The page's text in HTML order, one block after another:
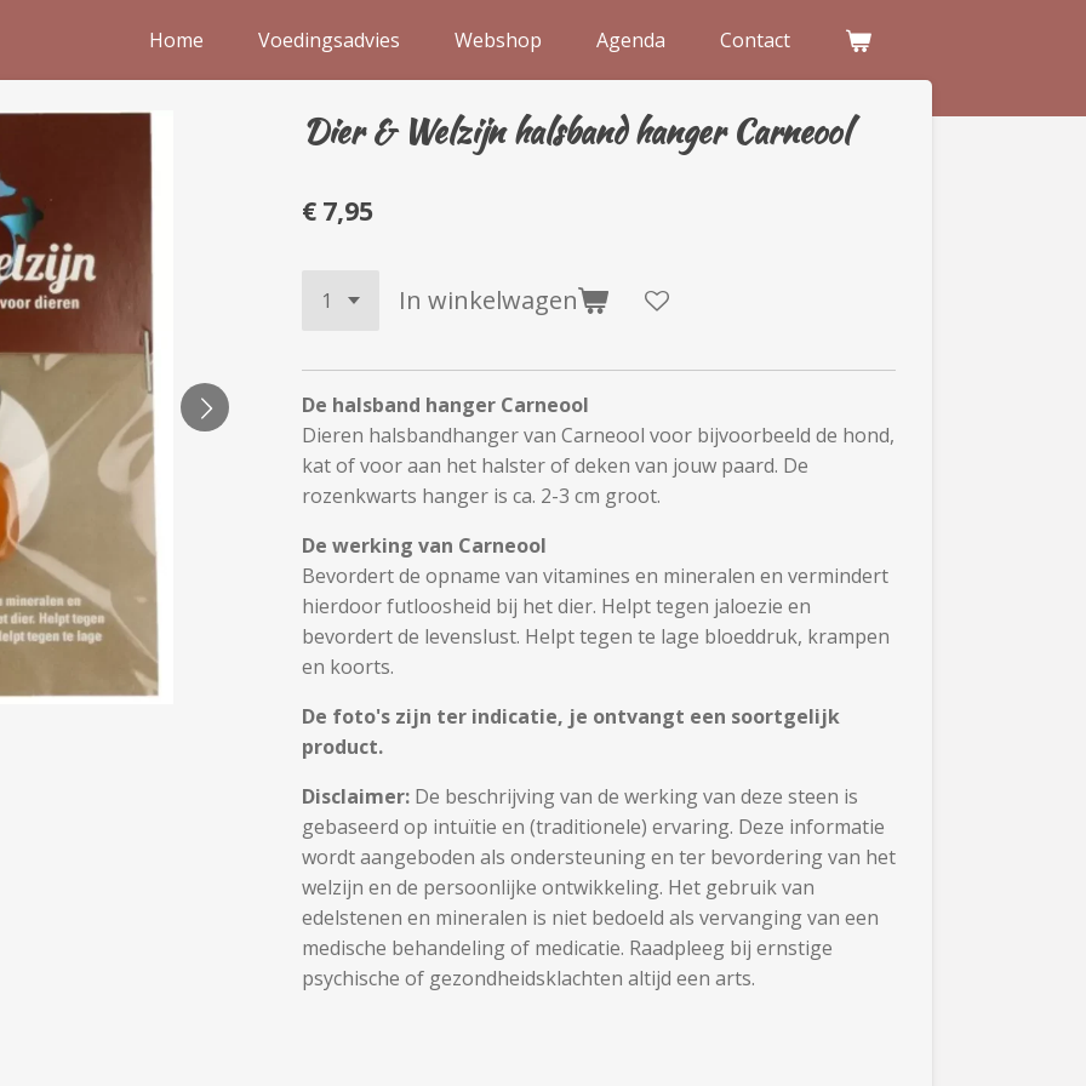
Home Voedingsadvies Webshop Agenda Contact
Dier & Welzijn halsband hanger Carneool
€ 7,95
In winkelwagen
De halsband hanger Carneool
Dieren halsbandhanger van Carneool voor bijvoorbeeld de hond,
kat of voor aan het halster of deken van jouw paard. De
rozenkwarts hanger is ca. 2-3 cm groot.
De werking van Carneool
Bevordert de opname van vitamines en mineralen en vermindert
hierdoor futloosheid bij het dier. Helpt tegen jaloezie en
bevordert de levenslust. Helpt tegen te lage bloeddruk, krampen
en koorts.
De foto's zijn ter indicatie, je ontvangt een soortgelijk
product.
Disclaimer: De beschrijving van de werking van deze steen is
gebaseerd op intuïtie en (traditionele) ervaring. Deze informatie
wordt aangeboden als ondersteuning en ter bevordering van het
welzijn en de persoonlijke ontwikkeling. Het gebruik van
edelstenen en mineralen is niet bedoeld als vervanging van een
medische behandeling of medicatie. Raadpleeg bij ernstige
psychische of gezondheidsklachten altijd een arts.